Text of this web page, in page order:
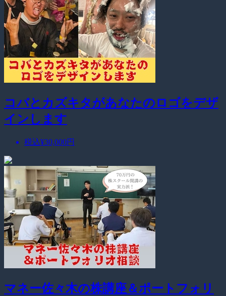
コバとカズキタがあなたのロゴをデザ
インします
税込¥30,000円
マネー佐々木の株講座＆ポートフォリ